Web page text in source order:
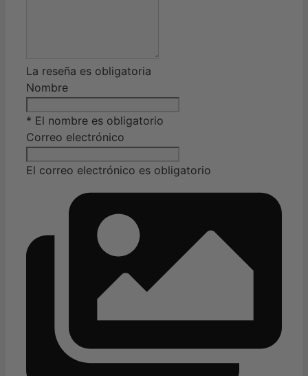
La reseña es obligatoria
Nombre
* El nombre es obligatorio
Correo electrónico
El correo electrónico es obligatorio